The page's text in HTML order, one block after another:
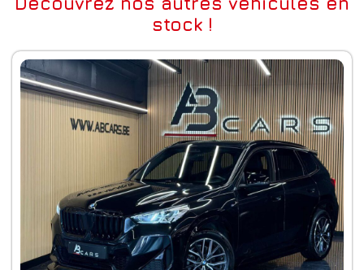
stock !